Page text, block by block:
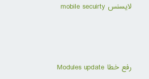
لایسنس mobile secuirty
رفع خطا Modules update